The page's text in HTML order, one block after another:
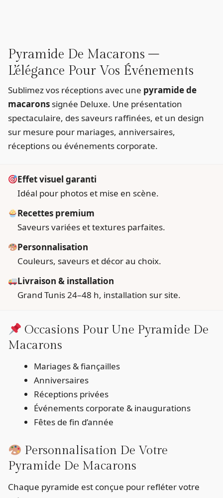
Pyramide De Macarons –
L’élégance Pour Vos Événements
Sublimez vos réceptions avec une pyramide de
macarons signée Deluxe. Une présentation
spectaculaire, des saveurs raffinées, et un design
sur mesure pour mariages, anniversaires,
réceptions ou événements corporate.
Effet visuel garanti
Idéal pour photos et mise en scène.
Recettes premium
Saveurs variées et textures parfaites.
Personnalisation
Couleurs, saveurs et décor au choix.
Livraison & installation
Grand Tunis 24–48 h, installation sur site.
Occasions Pour Une Pyramide De
Macarons
Mariages & fiançailles
Anniversaires
Réceptions privées
Événements corporate & inaugurations
Fêtes de fin d’année
Personnalisation De Votre
Pyramide De Macarons
Chaque pyramide est conçue pour refléter votre